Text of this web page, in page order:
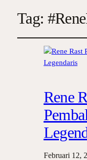
Tag:
Rene
Februari 12,